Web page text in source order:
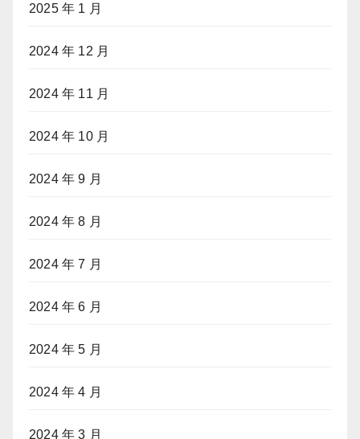
2025 年 1 月
2024 年 12 月
2024 年 11 月
2024 年 10 月
2024 年 9 月
2024 年 8 月
2024 年 7 月
2024 年 6 月
2024 年 5 月
2024 年 4 月
2024 年 3 月